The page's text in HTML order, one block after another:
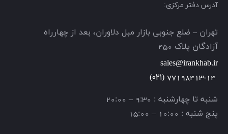
آدرس دفتر مرکزی:
تهران – ضلع جنوبی بازار مبل دلاوران، بعد از چهارراه
آزادگان پلاک 450
sales@irankhab.ir
(۰۲۱)
شنبه تا چهارشنبه : 9:30 – 20:00
پنج شنبه : 10:00 – 15:00